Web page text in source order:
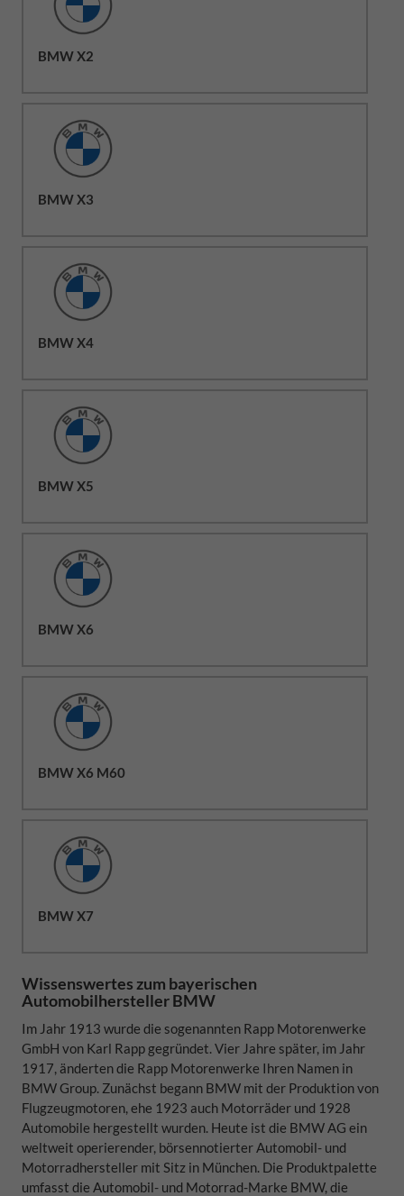
BMW X2
BMW X3
BMW X4
BMW X5
BMW X6
BMW X6 M60
BMW X7
Wissenswertes zum bayerischen
Automobilhersteller BMW
Im Jahr 1913 wurde die sogenannten Rapp Motorenwerke
GmbH von Karl Rapp gegründet. Vier Jahre später, im Jahr
1917, änderten die Rapp Motorenwerke Ihren Namen in
BMW Group. Zunächst begann BMW mit der Produktion von
Flugzeugmotoren, ehe 1923 auch Motorräder und 1928
Automobile hergestellt wurden. Heute ist die BMW AG ein
weltweit operierender, börsennotierter Automobil- und
Motorradhersteller mit Sitz in München. Die Produktpalette
umfasst die Automobil- und Motorrad-Marke BMW, die